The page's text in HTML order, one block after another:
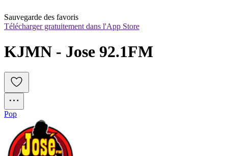
Sauvegarde des favoris
Télécharger gratuitement dans l'App Store
KJMN - Jose 92.1FM
Pop